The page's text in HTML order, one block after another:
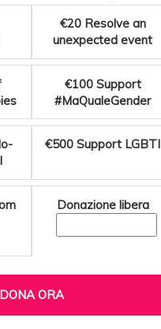
€20 Resolve an
unexpected event
€100 Support
#MaQualeGender
€500 Support LGBTI
Donazione libera
DONA ORA